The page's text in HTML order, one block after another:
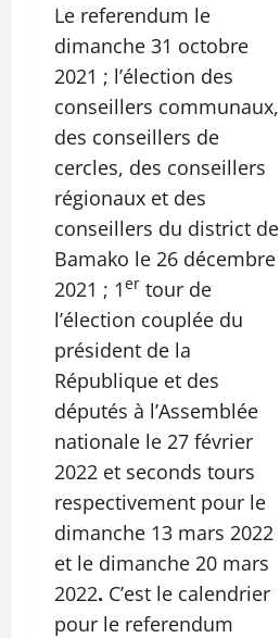
Le referendum le
dimanche 31 octobre
2021 ; l’élection des
conseillers communaux,
des conseillers de
cercles, des conseillers
régionaux et des
conseillers du district de
Bamako le 26 décembre
2021 ; 1er tour de
l’élection couplée du
président de la
République et des
députés à l’Assemblée
nationale le 27 février
2022 et seconds tours
respectivement pour le
dimanche 13 mars 2022
et le dimanche 20 mars
2022. C’est le calendrier
pour le referendum